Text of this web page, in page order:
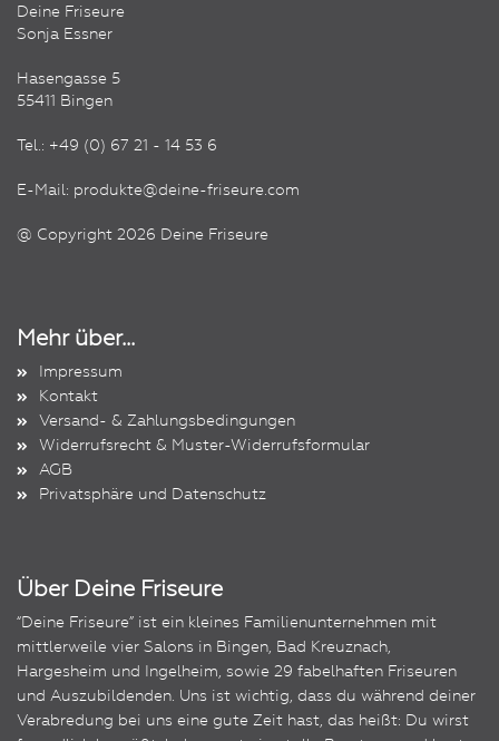
Deine Friseure
Sonja Essner
Hasengasse 5
55411 Bingen
Tel.: +49 (0) 67 21 - 14 53 6
E-Mail: produkte@deine-friseure.com
@ Copyright 2026 Deine Friseure
Mehr über...
Impressum
Kontakt
Versand- & Zahlungsbedingungen
Widerrufsrecht & Muster-Widerrufsformular
AGB
Privatsphäre und Datenschutz
Über Deine Friseure
“Deine Friseure” ist ein kleines Familienunternehmen mit
mittlerweile vier Salons in Bingen, Bad Kreuznach,
Hargesheim und Ingelheim, sowie 29 fabelhaften Friseuren
und Auszubildenden. Uns ist wichtig, dass du während deiner
Verabredung bei uns eine gute Zeit hast, das heißt: Du wirst